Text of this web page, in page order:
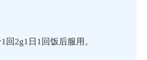
回2g1日1回饭后服用。